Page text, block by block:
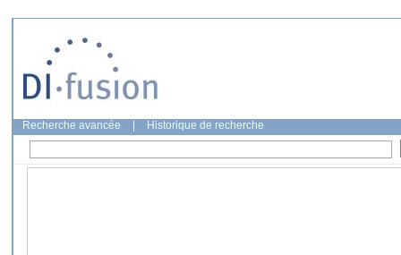
Recherche avancée Historique de recherche